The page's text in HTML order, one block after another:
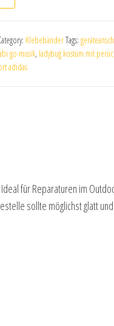
KlebebänderTags:
go musik, ladybug kostüm mit
adidas
für Reparaturen im
sollte möglichst glatt